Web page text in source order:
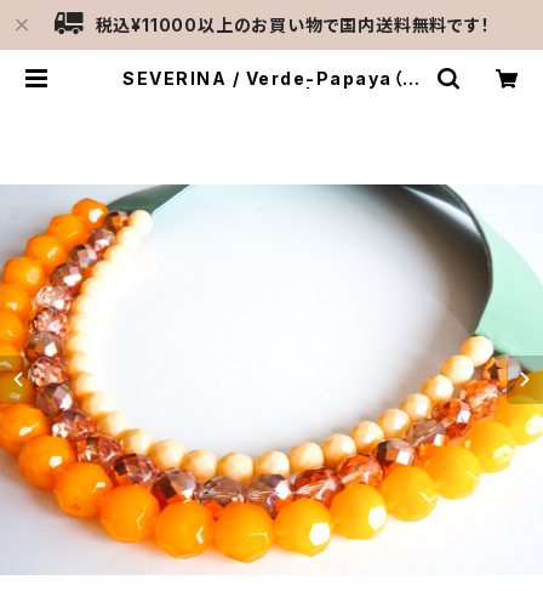
税込¥11000以上のお買い物で国内送料無料です！
SEVERINA / Verde-Papaya（セ